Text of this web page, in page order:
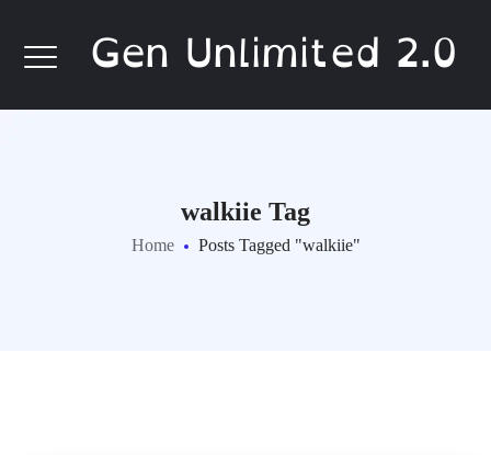
Gen Unlimited 2.0
walkiie Tag
Home Posts Tagged "walkiie"